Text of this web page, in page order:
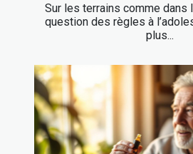
Sur les terrains comme dans
question des règles à
plus...